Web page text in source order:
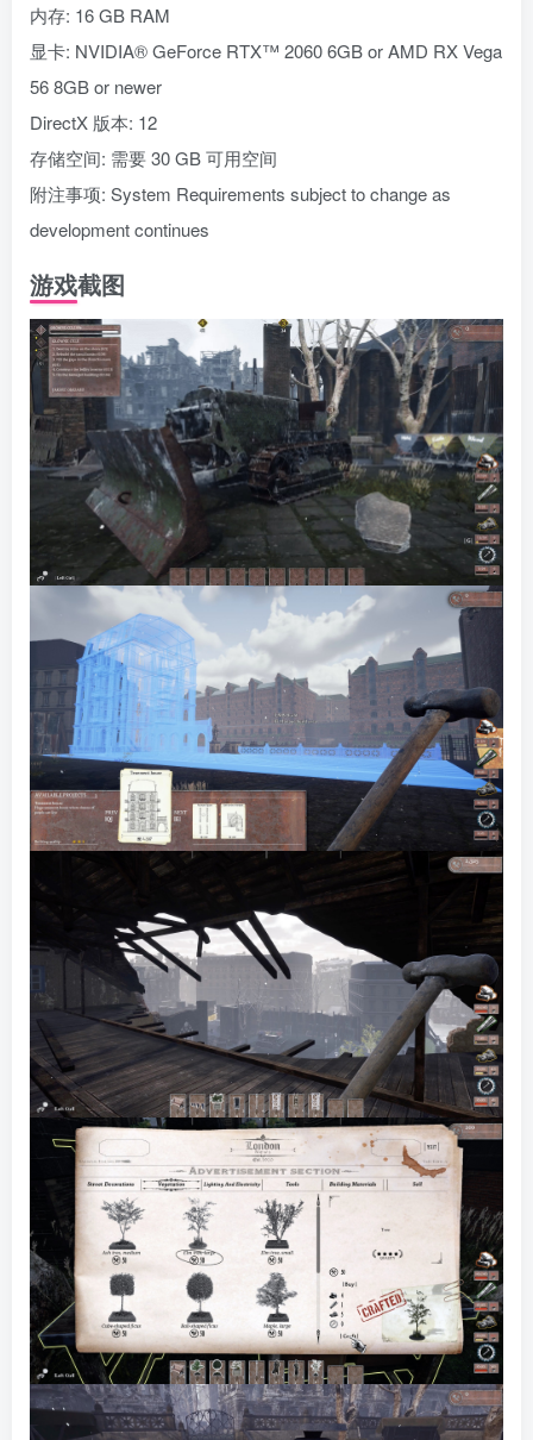
内存: 16 GB RAM
显卡: NVIDIA® GeForce RTX™ 2060 6GB or AMD RX Vega
56 8GB or newer
DirectX 版本: 12
存储空间: 需要 30 GB 可用空间
附注事项: System Requirements subject to change as
development continues
游戏截图